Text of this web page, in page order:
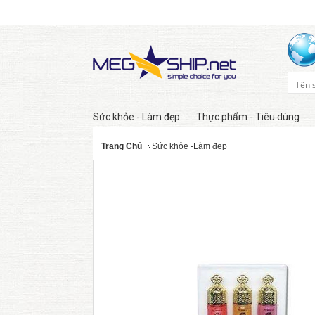
Sức khỏe - Làm đẹp Thực phẩm - Tiêu dùng
Trang Chủ Sức khỏe -Làm đẹp